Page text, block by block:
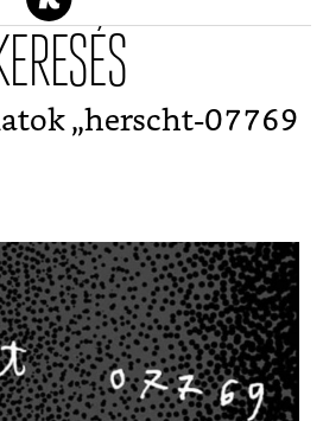
„herscht-07769